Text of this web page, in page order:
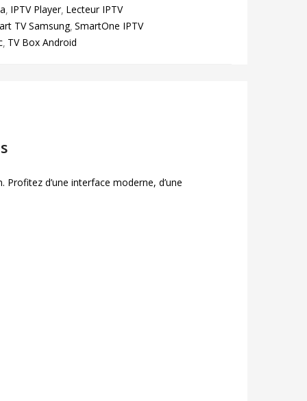
IPTV Player Lecteur IPTV
TV Samsung SmartOne IPTV
TV Box Android
d’une interface moderne, d’une